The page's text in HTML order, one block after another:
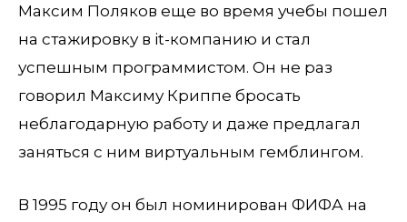
Максим Поляков еще во время учебы пошел
на стажировку в it-компанию и стал
успешным программистом. Он не раз
говорил Максиму Криппе бросать
неблагодарную работу и даже предлагал
заняться с ним виртуальным гемблингом.
В 1995 году он был номинирован ФИФА на